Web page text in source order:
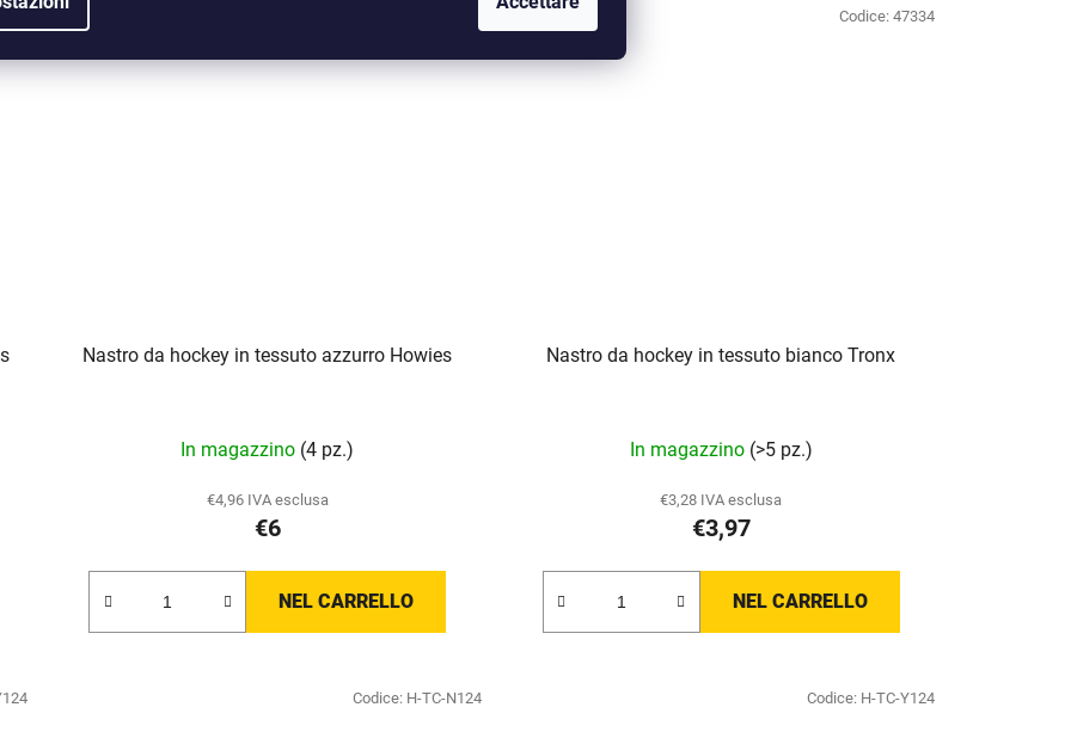
Nastro da hockey in tessuto azzurro Howies
In magazzino (4 pz.)
€4,96 IVA esclusa
€6
NEL CARRELLO
Nastro da hockey in tessuto bianco Tronx
In magazzino (>5 pz.)
€3,28 IVA esclusa
€3,97
NEL CARRELLO
Codice: 47334
Codice: H-TC-N124 Codice: H-TC-Y124